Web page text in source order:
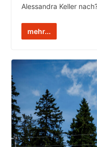
Alessandra Keller
mehr...